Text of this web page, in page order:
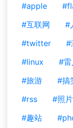
#apple
#互联网
#
#twitter
#
#linux
#雷
#旅游
#搞
#rss
#照片
#趣站